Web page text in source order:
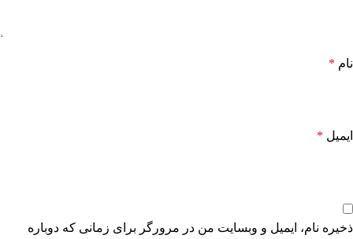
نام *
ایمیل *
ذخیره نام، ایمیل و وبسایت من در مرورگر برای زمانی که دوباره